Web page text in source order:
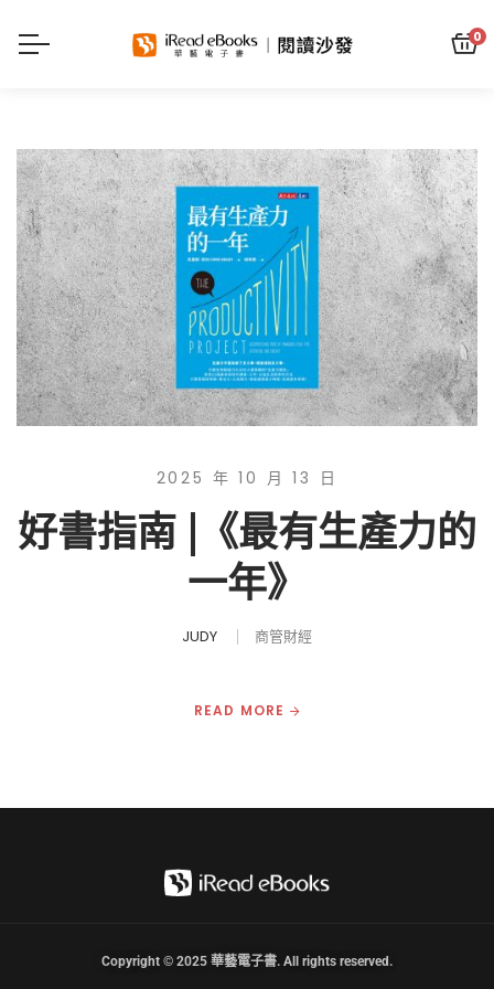
0
2025 年 10 月 13 日
好書指南 |《最有生產力的
一年》
JUDY 商管財經
READ MORE
Copyright © 2025 華藝電子書. All rights reserved.